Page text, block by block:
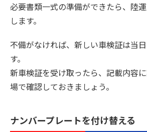
必要書類一式の準備ができたら、陸
します。
不備がなければ、新しい車検証は当
す。
新車検証を受け取ったら、記載内容
場で確認しておきましょう。
ナンバープレートを付け替える